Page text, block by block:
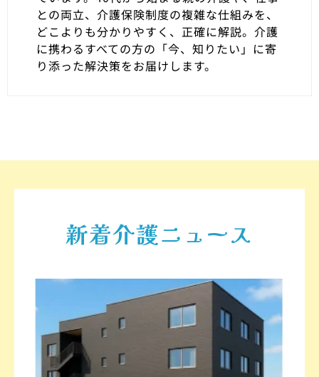
との両立、介護保険制度の複雑な仕組みを、
どこよりも分かりやすく、正確に解説。介護
に携わるすべての方の「今、知りたい」に寄
り添った解決策をお届けします。
新着介護ニュース